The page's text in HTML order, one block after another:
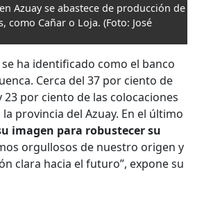
Azuay se abastece de producción de
como Cañar o Loja. (Foto: José
ha identificado como el banco
Cerca del 37 por ciento de
23 por ciento de las colocaciones
provincia del Azuay. En el último
imagen para robustecer su
orgullosos de nuestro origen y
clara hacia el futuro”, expone su